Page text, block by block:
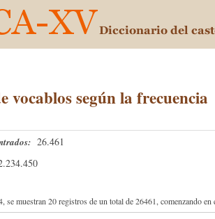
vocablos según la frecuencia
26.461
se muestran 20 registros de un total de 26461, comenzando